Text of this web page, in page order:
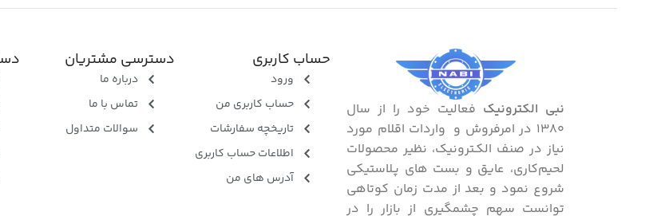
نبی الکترونیک فعالیت خود را از سال
۱۳۸۰ در امرفروش و واردات اقلام مورد
نیاز در صنف الکـترونیک، نظیر محصولات
لحیم‌کاری، عایق و بست ‌های پـلاستیکی
شروع نمود و بعد از مدت زمان کوتاهی
توانست سهم چشمگیری از بازار را در
حساب کاربری
ورود
حساب کاربری من
تاریخچه سفارشات
اطلاعات حساب کاربری
آدرس های من
دسترسی مشتریان
درباره ما
تماس با ما
سوالات متداول